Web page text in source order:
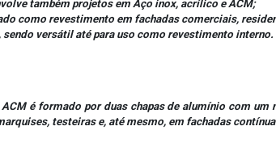
também projetos em Aço inox, acrílico e ACM;
como revestimento em fachadas comerciais,
versátil até para uso como revestimento interno.
é formado por duas chapas de alumínio com
testeiras e, até mesmo, em fachadas